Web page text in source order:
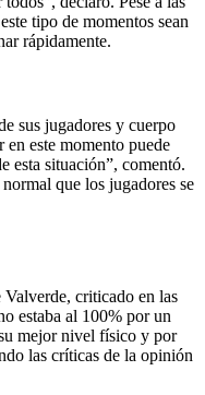
tipo de momentos sean
rápidamente.
sus jugadores y cuerpo
este momento puede
esta situación”, comentó.
que los jugadores se
criticado en las
estaba al 100% por un
mejor nivel físico y por
las críticas de la opinión